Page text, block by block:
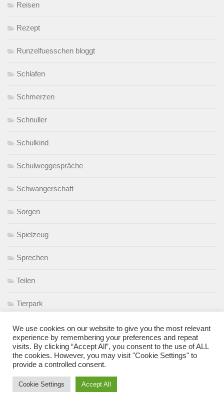
Reisen
Rezept
Runzelfuesschen bloggt
Schlafen
Schmerzen
Schnuller
Schulkind
Schulweggespräche
Schwangerschaft
Sorgen
Spielzeug
Sprechen
Teilen
Tierpark
Uncategorized
Unerwartet ich
We use cookies on our website to give you the most relevant
experience by remembering your preferences and repeat
visits. By clicking “Accept All”, you consent to the use of ALL
the cookies. However, you may visit "Cookie Settings" to
provide a controlled consent.
Cookie Settings Accept All